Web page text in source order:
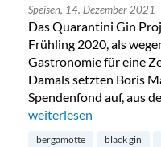
Speisen, 14. Dezember 2021
Das Quarantini Gin
Frühling 2020, als
Gastronomie für eine
Damals setzten Boris
Spendenfond auf, aus
„Quarantini Gin Black
weiterlesen
bergamotte black gin